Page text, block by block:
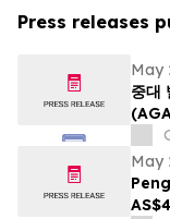
Press releases
May
중대
가
송’
May